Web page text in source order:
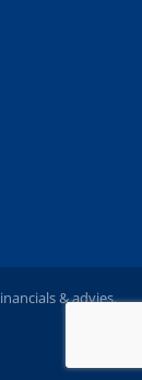
& advies.